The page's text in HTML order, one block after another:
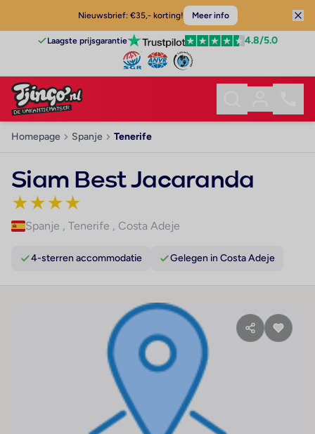
Nieuwsbrief: €35,- korting! Meer info
Laagste prijsgarantie 4.8/5.0
Homepage Spanje Tenerife
Siam Best Jacaranda
★★★★
Spanje , Tenerife , Costa Adeje
4-sterren accommodatie Gelegen in Costa Adeje